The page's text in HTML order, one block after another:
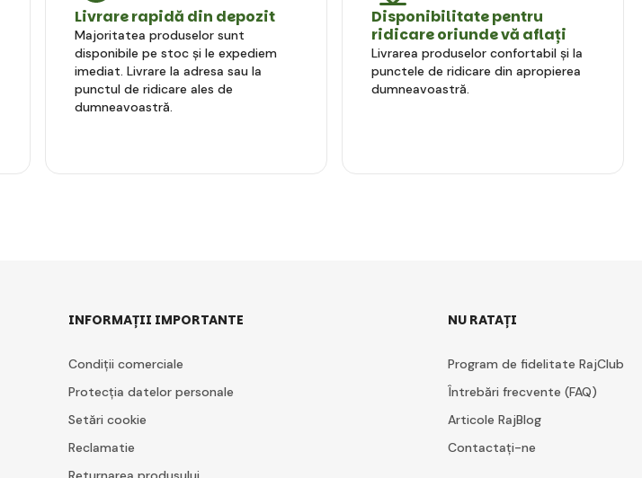
Livrare rapidă din depozit
Majoritatea produselor sunt
disponibile pe stoc și le expediem
imediat. Livrare la adresa sau la
punctul de ridicare ales de
dumneavoastră.
Disponibilitate pentru
ridicare oriunde vă aflați
Livrarea produselor confortabil și la
punctele de ridicare din apropierea
dumneavoastră.
INFORMAȚII IMPORTANTE
Condiții comerciale
Protecția datelor personale
Setări cookie
Reclamatie
NU RATAȚI
Program de fidelitate RajClub
Întrebări frecvente (FAQ)
Articole RajBlog
Contactați-ne